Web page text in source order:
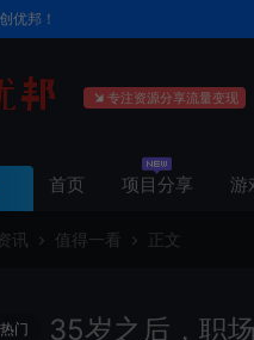
优邦！
专注资源分享流量变现
首页 项目分享 游
讯 值得一看 正文
热门 35岁之后，职